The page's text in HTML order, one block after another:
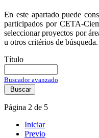
En este apartado puede
participados por CETA-
seleccionar proyectos por
u otros critérios de búsqueda.
Título
Buscador avanzado
Buscar
Página 2 de 5
Iniciar
Previo